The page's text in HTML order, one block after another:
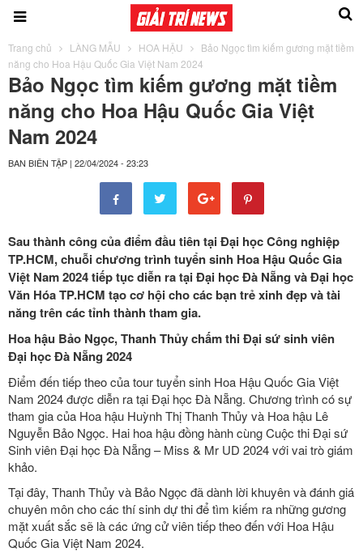
Trang chủ LÀNG MẪU HOA HẬU
Bảo Ngọc tìm kiếm gương mặt tiềm
năng cho Hoa Hậu Quốc Gia Việt Nam 2024
Bảo Ngọc tìm kiếm gương mặt tiềm
năng cho Hoa Hậu Quốc Gia Việt
Nam 2024
BAN BIÊN TẬP | 22/04/2024 - 23:23
Sau thành công của điểm đầu tiên tại Đại học Công nghiệp
TP.HCM, chuỗi chương trình tuyển sinh Hoa Hậu Quốc Gia
Việt Nam 2024 tiếp tục diễn ra tại Đại học Đà Nẵng và Đại học
Văn Hóa TP.HCM tạo cơ hội cho các bạn trẻ xinh đẹp và tài
năng trên các tỉnh thành tham gia.
Hoa hậu Bảo Ngọc, Thanh Thủy chấm thi Đại sứ sinh viên
Đại học Đà Nẵng 2024
Điểm đến tiếp theo của tour tuyển sinh Hoa Hậu Quốc Gia Việt
Nam 2024 được diễn ra tại Đại học Đà Nẵng. Chương trình có sự
tham gia của Hoa hậu Huỳnh Thị Thanh Thủy và Hoa hậu Lê
Nguyễn Bảo Ngọc. Hai hoa hậu đồng hành cùng Cuộc thi Đại sứ
Sinh viên Đại học Đà Nẵng – Miss & Mr UD 2024 với vai trò giám
khảo.
Tại đây, Thanh Thủy và Bảo Ngọc đã dành lời khuyên và đánh giá
chuyên môn cho các thí sinh dự thi để tìm kiếm ra những gương
mặt xuất sắc sẽ là các ứng cử viên tiếp theo đến với Hoa Hậu
Quốc Gia Việt Nam 2024.